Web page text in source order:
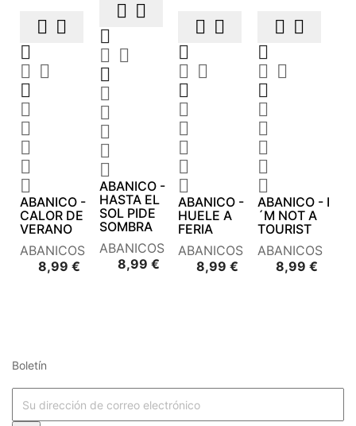











ABANICO -
CALOR DE
VERANO
ABANICOS
8,99 € Precio











ABANICO -
HASTA EL
SOL PIDE
SOMBRA
ABANICOS
8,99 €Precio











ABANICO -
HUELE A
FERIA
ABANICOS
8,99 € Precio











ABANICO - I
´M NOT A
TOURIST
ABANICOS
8,99 €Precio



Boletín